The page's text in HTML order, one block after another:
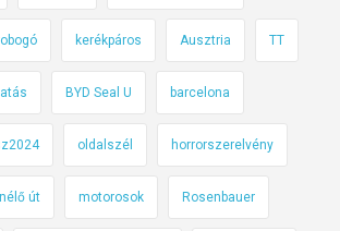
kerékpáros Ausztria TT
BYD Seal U barcelona
oldalszél horrorszerelvény
út motorosok Rosenbauer